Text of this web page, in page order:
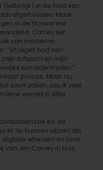
in de huid van
afgehouden. Maar
in de filmwereld
Carrey liet
van moderne
“ Vroeger had een
lichaam en mijn
kon ademhalen,”
proces. Maar nu,
soort zaken, zou ik veel
deze wereld is alles
en de
er nu kunnen uitzien als
effecten en toch
van Jim Carrey in huis